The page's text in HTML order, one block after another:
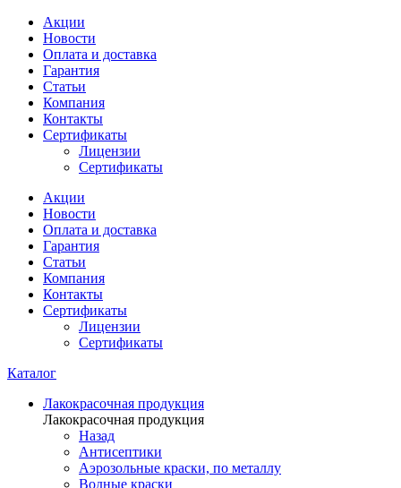
Акции
Новости
Оплата и доставка
Гарантия
Статьи
Компания
Контакты
Сертификаты
Лицензии
Сертификаты
Акции
Новости
Оплата и доставка
Гарантия
Статьи
Компания
Контакты
Сертификаты
Лицензии
Сертификаты
Каталог
Лакокрасочная продукция
Лакокрасочная продукция
Назад
Антисептики
Аэрозольные краски, по металлу
Водные краски